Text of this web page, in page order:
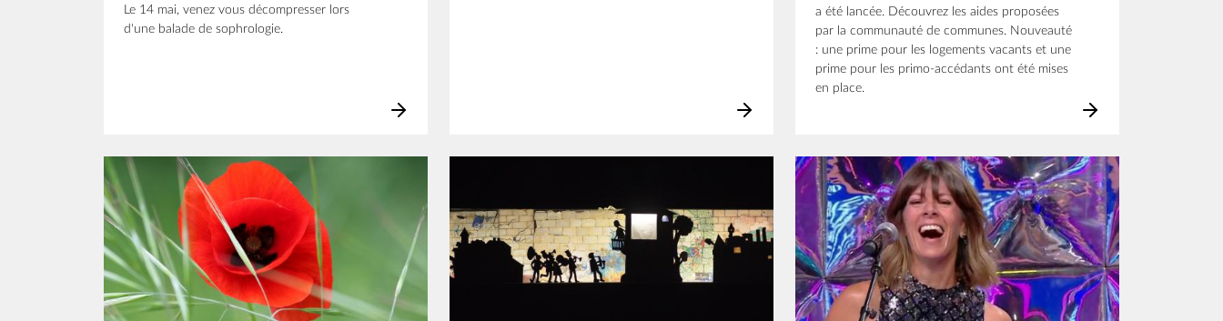
Le 14 mai, venez vous décompresser lors
d'une balade de sophrologie.
a été lancée. Découvrez les aides proposées
par la communauté de communes. Nouveauté
: une prime pour les logements vacants et une
prime pour les primo-accédants ont été mises
en place.
Image Image